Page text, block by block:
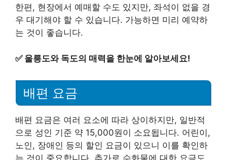
한편, 현장에서 예매할 수도 있지만, 좌석이 없을 경
우 대기해야 할 수 있습니다. 가능하면 미리 예약하
는 것이 좋습니다.
✅ 울릉도와 독도의 매력을 한눈에 알아보세요!
배편 요금
배편 요금은 여러 요소에 따라 상이하지만, 일반적
으로 성인 기준 약 15,000원이 소요됩니다. 어린이,
노인, 장애인 등의 할인 요금이 있으니 이를 확인하
는 것이 중요합니다. 추가로 수화물에 대한 요금도